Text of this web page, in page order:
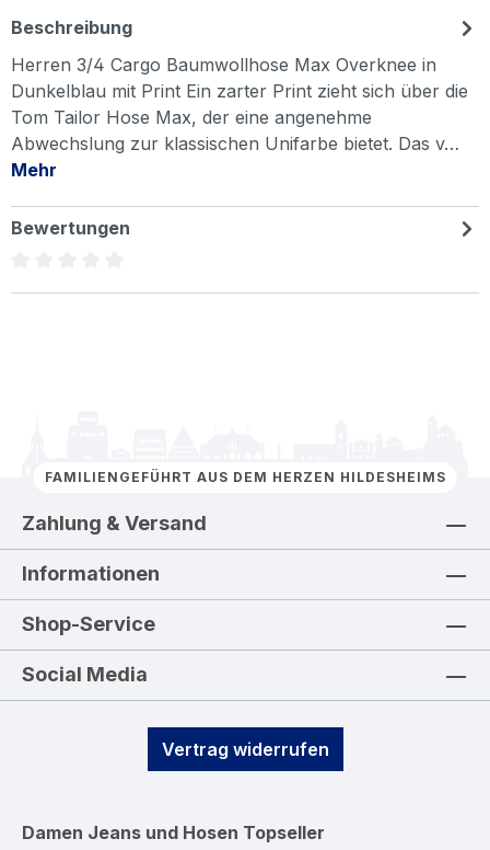
Beschreibung
Herren 3/4 Cargo Baumwollhose Max Overknee in
Dunkelblau mit Print Ein zarter Print zieht sich über die
Tom Tailor Hose Max, der eine angenehme
Abwechslung zur klassischen Unifarbe bietet. Das v…
Mehr
Bewertungen
FAMILIENGEFÜHRT AUS DEM HERZEN HILDESHEIMS
Zahlung & Versand
Informationen
Shop-Service
Social Media
Vertrag widerrufen
Damen Jeans und Hosen Topseller